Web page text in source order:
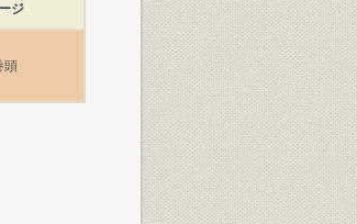
ジ
頭